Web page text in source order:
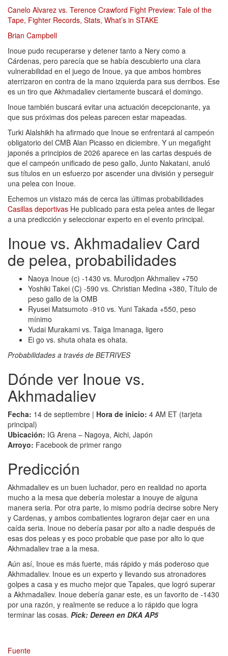
Canelo Alvarez vs. Terence Crawford Fight Preview: Tale of the
Tape, Fighter Records, Stats, What’s in STAKE
Brian Campbell
Inoue pudo recuperarse y detener tanto a Nery como a
Cárdenas, pero parecía que se había descubierto una clara
vulnerabilidad en el juego de Inoue, ya que ambos hombres
aterrizaron en contra de la mano izquierda para sus derribos. Ese
es un tiro que Akhmadaliev ciertamente buscará el domingo.
Inoue también buscará evitar una actuación decepcionante, ya
que sus próximas dos peleas parecen estar mapeadas.
Turki Alalshikh ha afirmado que Inoue se enfrentará al campeón
obligatorio del CMB Alan Picasso en diciembre. Y un megafight
japonés a principios de 2026 aparece en las cartas después de
que el campeón unificado de peso gallo, Junto Nakatani, anuló
sus títulos en un esfuerzo por ascender una división y perseguir
una pelea con Inoue.
Echemos un vistazo más de cerca las últimas probabilidades
Casillas deportivas He publicado para esta pelea antes de llegar
a una predicción y seleccionar experto en el evento principal.
Inoue vs. Akhmadaliev Card
de pelea, probabilidades
Naoya Inoue (c) -1430 vs. Murodjon Akhmaliev +750
Yoshiki Takei (C) -590 vs. Christian Medina +380, Título de
peso gallo de la OMB
Ryusei Matsumoto -910 vs. Yuni Takada +550, peso
mínimo
Yudai Murakami vs. Taiga Imanaga, ligero
Ei go vs. shuta ohata es ohata.
Probabilidades a través de BETRIVES
Dónde ver Inoue vs.
Akhmadaliev
Fecha: 14 de septiembre | Hora de inicio: 4 AM ET (tarjeta
principal)
Ubicación: IG Arena – Nagoya, Aichi, Japón
Arroyo: Facebook de primer rango
Predicción
Akhmadaliev es un buen luchador, pero en realidad no aporta
mucho a la mesa que debería molestar a inouye de alguna
manera seria. Por otra parte, lo mismo podría decirse sobre Nery
y Cardenas, y ambos combatientes lograron dejar caer en una
caída seria. Inoue no debería pasar por alto a nadie después de
esas dos peleas y es poco probable que pase por alto lo que
Akhmadaliev trae a la mesa.
Aún así, Inoue es más fuerte, más rápido y más poderoso que
Akhmadaliev. Inoue es un experto y llevando sus atronadores
golpes a casa y es mucho mejor que Tapales, que logró superar
a Akhmadaliev. Inoue debería ganar este, es un favorito de -1430
por una razón, y realmente se reduce a lo rápido que logra
terminar las cosas. Pick: Dereen en DKA AP5
Fuente